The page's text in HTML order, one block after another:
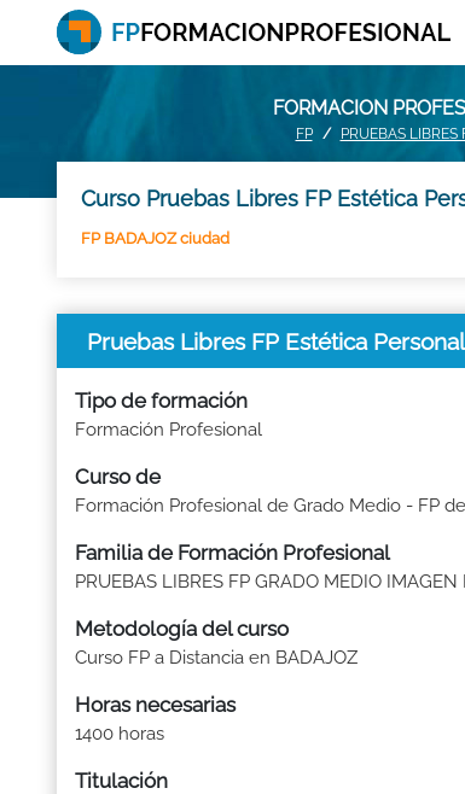
FORMACION
FP PRUEBAS
Curso Pruebas Libres FP Estética
FP BADAJOZ ciudad
Pruebas Libres FP Estética
Tipo de formación
Formación Profesional
Curso de
Formación Profesional de Grado Medio - FP
Familia de Formación Profesional
PRUEBAS LIBRES FP GRADO MEDIO IMAGEN
Metodología del curso
Curso FP a Distancia en BADAJOZ
Horas necesarias
1400 horas
Titulación